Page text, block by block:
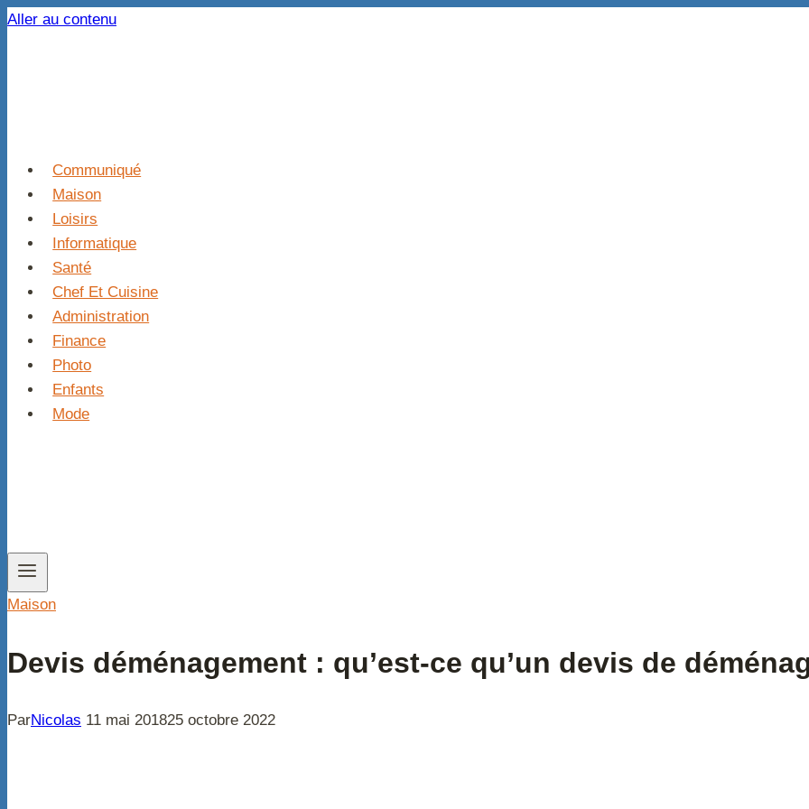
Aller au contenu
Communiqué
Maison
Loisirs
Informatique
Santé
Chef Et Cuisine
Administration
Finance
Photo
Enfants
Mode
Maison
Devis déménagement : qu’est-ce qu’un devis de
ParNicolas 11 mai 201825 octobre 2022